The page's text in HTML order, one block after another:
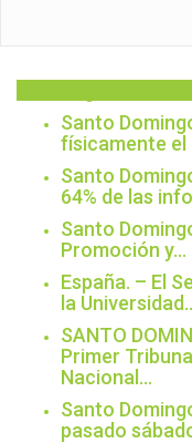
Santo
físicamente
Santo
64% de las
Santo
Promoción y…
España. – El
la
SANTO
Primer
Nacional…
Santo
pasado